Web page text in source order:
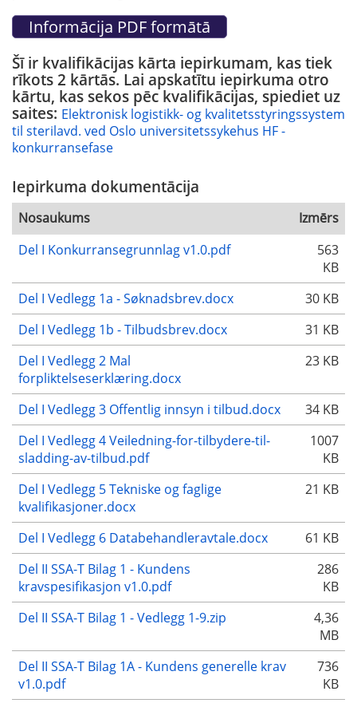
Šī ir kvalifikācijas kārta iepirkumam, kas tiek
rīkots 2 kārtās. Lai apskatītu iepirkuma otro
kārtu, kas sekos pēc kvalifikācijas, spiediet uz
saites: Elektronisk logistikk- og kvalitetsstyringssystem
til sterilavd. ved Oslo universitetssykehus HF -
konkurransefase
Iepirkuma dokumentācija
Nosaukums
Izmērs
Del I Konkurransegrunnlag v1.0.pdf
563
KB
Del I Vedlegg 1a - Søknadsbrev.docx
30 KB
Del I Vedlegg 1b - Tilbudsbrev.docx
31 KB
Del I Vedlegg 2 Mal
forpliktelseserklæring.docx
23 KB
Del I Vedlegg 3 Offentlig innsyn i tilbud.docx
34 KB
Del I Vedlegg 4 Veiledning-for-tilbydere-til-
sladding-av-tilbud.pdf
1007
KB
Del I Vedlegg 5 Tekniske og faglige
kvalifikasjoner.docx
21 KB
Del I Vedlegg 6 Databehandleravtale.docx
61 KB
Del II SSA-T Bilag 1 - Kundens
kravspesifikasjon v1.0.pdf
286
KB
Del II SSA-T Bilag 1 - Vedlegg 1-9.zip
4,36
MB
Del II SSA-T Bilag 1A - Kundens generelle krav
v1.0.pdf
736
KB